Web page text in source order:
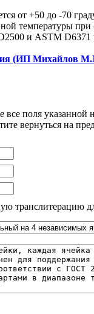
от +50 до -70
температуры
и ASTM D6371 и
(ИП Михайлов
все поля
вернуться на
транслитерацию